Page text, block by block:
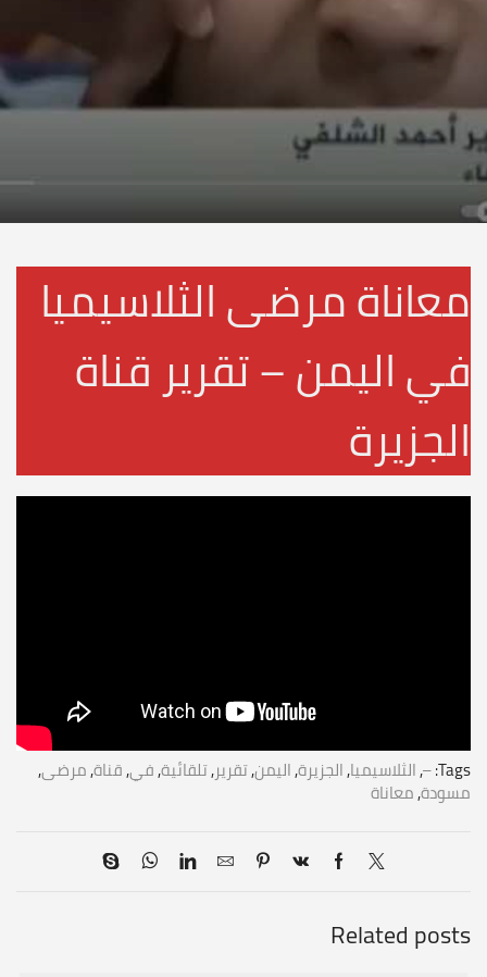
معاناة مرضى الثلاسيميا
في اليمن – تقرير قناة
الجزيرة
Tags:
–
,الثلاسيميا,الجزيرة,اليمن,تقرير,تلقائية,في,قناة,مرضى,
مسودة,معاناة
Related posts